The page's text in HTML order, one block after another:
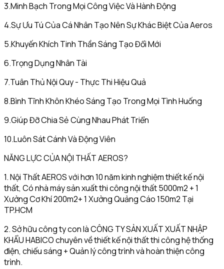
3.Minh Bạch Trong Mọi Công Việc Và Hành Động
4.Sự Ưu Tú Của Cá Nhân Tạo Nên Sự Khác Biệt Của Aeros
5.Khuyến Khích Tinh Thần Sáng Tạo Đổi Mới
6.Trọng Dụng Nhân Tài
7.Tuân Thủ Nội Quy - Thực Thi Hiệu Quả
8.Bình Tĩnh Khôn Khéo Sáng Tạo Trong Mọi Tình Huống
9.Giúp Đỡ Chia Sẻ Cùng Nhau Phát Triển
10.Luôn Sát Cánh Và Động Viên
NĂNG LỰC CỦA NỘI THẤT AEROS?
1. Nội Thất AEROS với hơn 10 năm kinh nghiệm thiết kế nội
thất, Có nhà máy sản xuất thi công nội thất 5000m2 + 1
Xưởng Cơ Khí 200m2+ 1 Xưởng Quảng Cáo 150m2 Tại
TP.HCM
2. Sở hữu công ty con là CÔNG TY SẢN XUẤT XUẤT NHẬP
KHẨU HABICO chuyên về thiết kế nội thất thi công hệ thống
điện, chiếu sáng + Quản lý công trình và hoàn thiện công
trình.